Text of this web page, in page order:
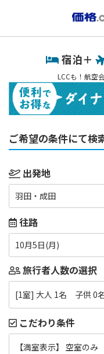
宿泊＋
LCCも！航空
ご希望の条件にて検
出発地
羽田・成田
往路
10月5日(月)
旅行者人数の選択
[1室] 大人 1名 子供 0
こだわり条件
【満室表示】 空室のみ